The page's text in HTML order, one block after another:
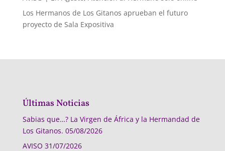
Los Hermanos de Los Gitanos aprueban el futuro
proyecto de Sala Expositiva
Últimas Noticias
Sabias que…? La Virgen de África y la Hermandad de
Los Gitanos. 05/08/2026
AVISO 31/07/2026